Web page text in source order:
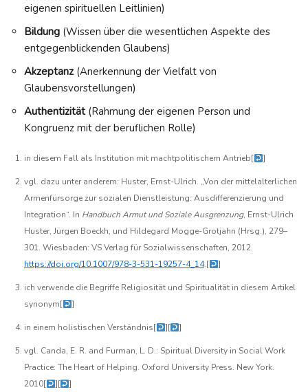
eigenen spirituellen Leitlinien)
Bildung (Wissen über die wesentlichen Aspekte des
entgegenblickenden Glaubens)
Akzeptanz(Anerkennung der Vielfalt von
Glaubensvorstellungen)
Authentizität(Rahmung der eigenen Person und
Kongruenz mit der beruflichen Rolle)
in diesem Fall als Institution mit machtpolitischem Antrieb[ ]
vgl. dazu unter anderem: Huster, Ernst-Ulrich. „Von der mittelalterlichen
Armenfürsorge zur sozialen Dienstleistung: Ausdifferenzierung und
Integration“. In Handbuch Armut und Soziale Ausgrenzung, Ernst-Ulrich
Huster, Jürgen Boeckh, und Hildegard Mogge-Grotjahn (Hrsg.), 279–
301. Wiesbaden: VS Verlag für Sozialwissenschaften, 2012.
https://doi.org/10.1007/978-3-531-19257-4_14.[ ]
ich verwende die Begriffe Religiosität und Spiritualität in diesem Artikel
synonym[ ]
in einem holistischen Verständnis[ ][ ]
vgl. Canda, E. R. and Furman, L. D.: Spiritual Diversity in Social Work
Practice: The Heart of Helping. Oxford University Press. New York.
2010[ ][ ]